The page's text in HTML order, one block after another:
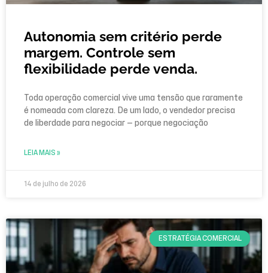
Autonomia sem critério perde
margem. Controle sem
flexibilidade perde venda.
Toda operação comercial vive uma tensão que raramente
é nomeada com clareza. De um lado, o vendedor precisa
de liberdade para negociar — porque negociação
LEIA MAIS »
14 de julho de 2026
ESTRATÉGIA COMERCIAL